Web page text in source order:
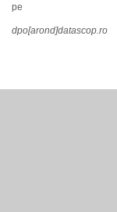
pe
dpo[arond]datascop.ro